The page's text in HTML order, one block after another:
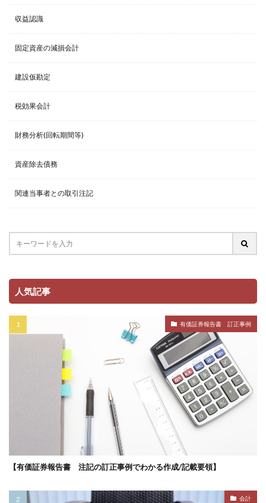
収益認識
固定資産の減損会計
建設仮勘定
税効果会計
財務分析(回転期間等)
資産除去債務
関連当事者との取引注記
人気記事
有価証券報告書 訂正事例
【有価証券報告書 注記の訂正事例でわかる作成/記載要領】
会計